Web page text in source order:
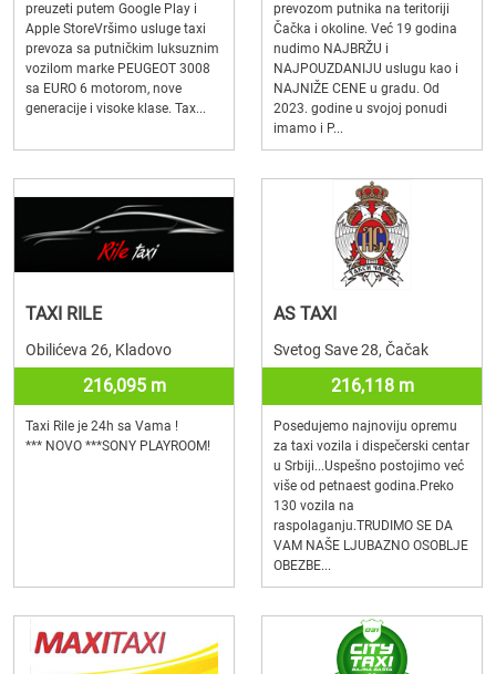
preuzeti putem Google Play i
Apple StoreVršimo usluge taxi
prevoza sa putničkim luksuznim
vozilom marke PEUGEOT 3008
sa EURO 6 motorom, nove
generacije i visoke klase. Tax...
prevozom putnika na teritoriji
Čačka i okoline. Već 19 godina
nudimo NAJBRŽU i
NAJPOUZDANIJU uslugu kao i
NAJNIŽE CENE u gradu. Od
2023. godine u svojoj ponudi
imamo i P...
TAXI RILE
Obilićeva 26, Kladovo
216,095 m
Taxi Rile je 24h sa Vama !
*** NOVO ***SONY PLAYROOM!
AS TAXI
Svetog Save 28, Čačak
216,118 m
Posedujemo najnoviju opremu
za taxi vozila i dispečerski centar
u Srbiji...Uspešno postojimo već
više od petnaest godina.Preko
130 vozila na
raspolaganju.TRUDIMO SE DA
VAM NAŠE LJUBAZNO OSOBLJE
OBEZBE...